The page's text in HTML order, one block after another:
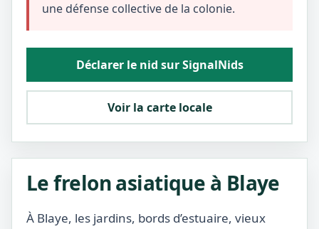
une défense collective de la colonie.
Déclarer le nid sur SignalNids
Voir la carte locale
Le frelon asiatique à Blaye
À Blaye, les jardins, bords d’estuaire, vieux